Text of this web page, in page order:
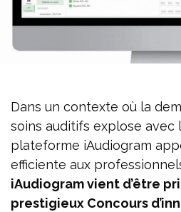
Dans un contexte où la
soins auditifs explose avec
plateforme iAudiogram
efficiente aux
iAudiogram vient d’être
prestigieux Concours